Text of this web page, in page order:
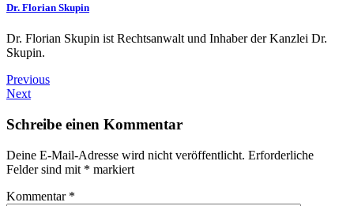
Dr. Florian Skupin
Dr. Florian Skupin ist Rechtsanwalt und Inhaber der Kanzlei Dr.
Skupin.
Previous
Next
Schreibe einen Kommentar
Deine E-Mail-Adresse wird nicht veröffentlicht. Erforderliche
Felder sind mit * markiert
Kommentar *